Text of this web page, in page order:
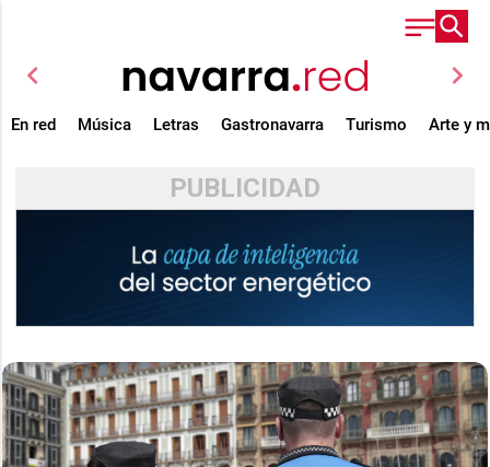
chevron_left chevron_right
En red Música Letras Gastronavarra Turismo Arte y
PUBLICIDAD